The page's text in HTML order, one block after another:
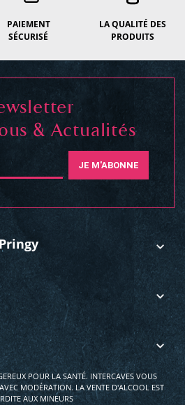
PAIEMENT
SÉCURISÉ
LA QUALITÉ DES
PRODUITS
& Actualités
JE M'ABONNE
POUR LA SANTÉ. INTERCAVES VOUS
MODÉRATION. LA VENTE D'ALCOOL EST
AUX MINEURS